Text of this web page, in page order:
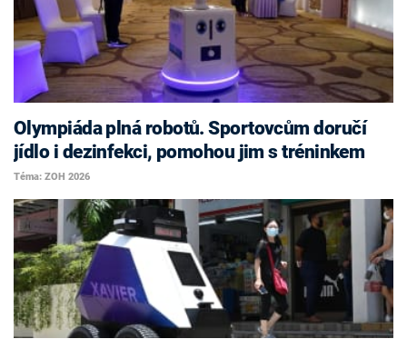
Olympiáda plná robotů. Sportovcům doručí
jídlo i dezinfekci, pomohou jim s tréninkem
Téma: ZOH 2026